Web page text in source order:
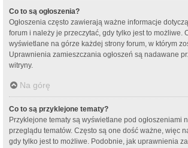
Co to są ogłoszenia?
Ogłoszenia często zawierają ważne informacje
forum i należy je przeczytać, gdy tylko jest to możliwe.
wyświetlane na górze każdej strony forum, w którym
Uprawnienia zamieszczania ogłoszeń są nadawane
witryny.
Na górę
Co to są przyklejone tematy?
Przyklejone tematy są wyświetlane pod ogłoszeniami
przeglądu tematów. Często są one dość ważne, więc
gdy tylko jest to możliwe. Podobnie, jak uprawnienia